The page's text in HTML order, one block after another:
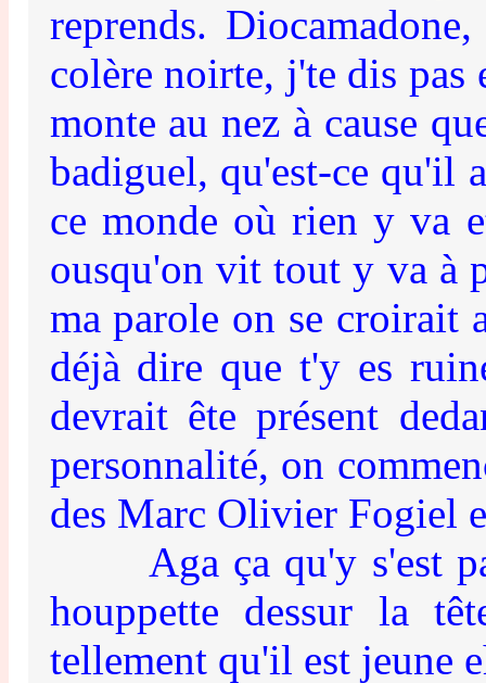
reprends.
colère noirte, j'te dis pas
monte au nez à cause
badiguel, qu'est-ce qu'il
ce monde où rien y va
ousqu'on vit tout y va à
ma parole on se croirait
déjà dire que t'y es
devrait ête présent
personnalité, on
des Marc Olivier Fogiel
Aga ça qu'y s'est
houppette dessur la
tellement qu'il est jeune